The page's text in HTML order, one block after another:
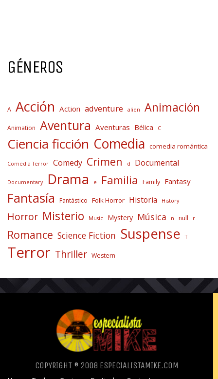
GÉNEROS
A Acción Action adventure alien Animación
Animation Aventura Aventuras Bélica C
Ciencia ficción Comedia comedia romántica
Comedia Terror Comedy Crimen d Documental
Documentary Drama e Familia Family Fantasy
Fantasía Fantástico Folk Horror Historia History
Horror Misterio Music Mystery Música n null r
Romance Science Fiction Suspense T
Terror Thriller Western
COPYRIGHT ® 2008 ESPECIALISTAMIKE.COM